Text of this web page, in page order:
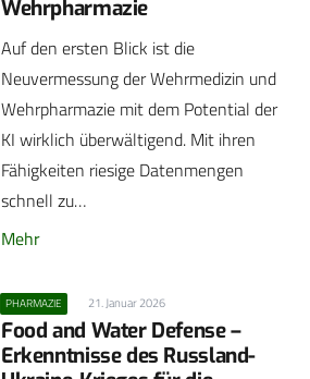
Wehrpharmazie
Auf den ersten Blick ist die
Neuvermessung der Wehrmedizin und
Wehrpharmazie mit dem Potential der
KI wirklich überwältigend. Mit ihren
Fähigkeiten riesige Datenmengen
schnell zu…
Mehr
PHARMAZIE 21. Januar 2026
Food and Water Defense –
Erkenntnisse des Russland-